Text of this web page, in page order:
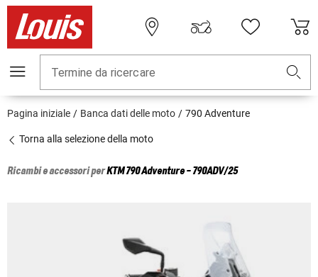
Termine da ricercare
Pagina iniziale Banca dati delle moto 790 Adventure
Torna alla selezione della moto
Ricambi e accessori perKTM790 Adventure - 790ADV/25